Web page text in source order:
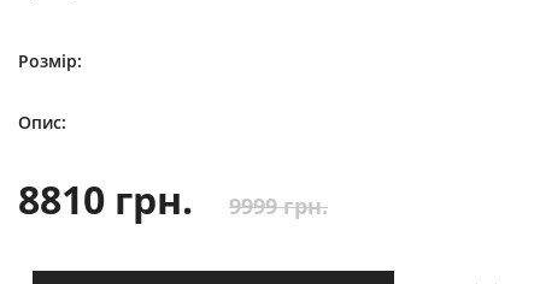
Розмір:
Опис:
8810 грн. 9999 грн.